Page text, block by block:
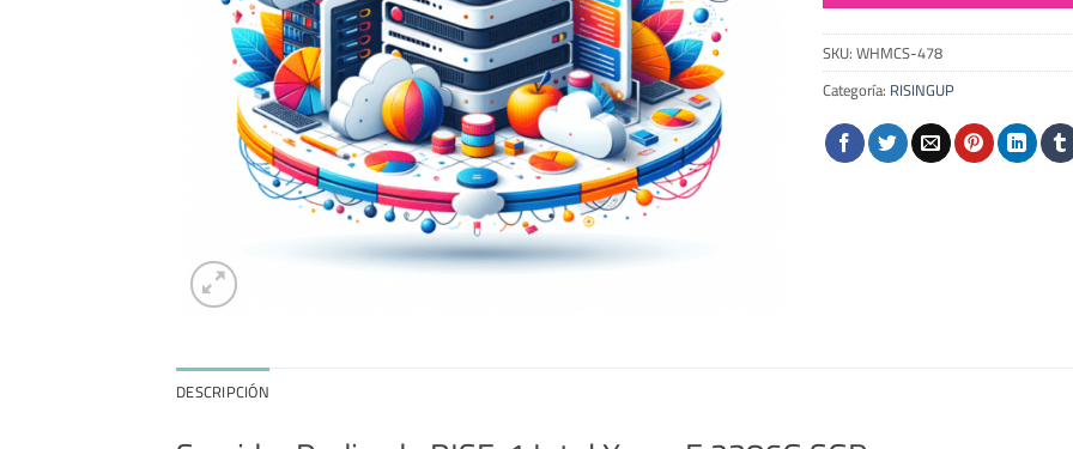
SKU:WHMCS-478
Categoría: RISINGUP
DESCRIPCIÓN